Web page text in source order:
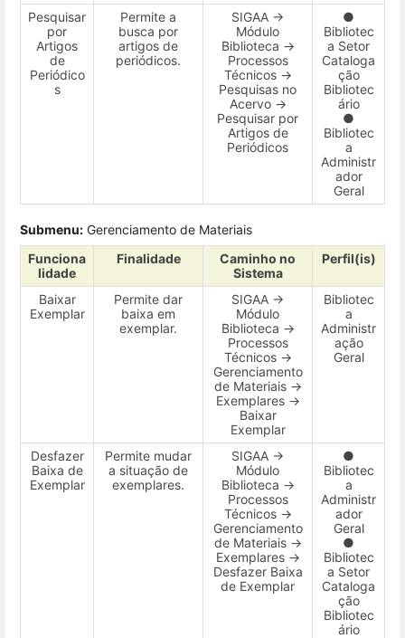
Pesquisar
por
Artigos
de
Periódico
s
Permite a
busca por
artigos de
periódicos.
SIGAA →
Módulo
Biblioteca →
Processos
Técnicos →
Pesquisas no
Acervo →
Pesquisar por
Artigos de
Periódicos
●
Bibliotec
a Setor
Cataloga
ção
Bibliotec
ário
●
Bibliotec
a
Administr
ador
Geral
Submenu: Gerenciamento de Materiais
Funciona
lidade
Finalidade
Caminho no
Sistema
Perfil(is)
Baixar
Exemplar
Permite dar
baixa em
exemplar.
SIGAA →
Módulo
Biblioteca →
Processos
Técnicos →
Gerenciamento
de Materiais →
Exemplares →
Baixar
Exemplar
Bibliotec
a
Administr
ação
Geral
Desfazer
Baixa de
Exemplar
Permite mudar
a situação de
exemplares.
SIGAA →
Módulo
Biblioteca →
Processos
Técnicos →
Gerenciamento
de Materiais →
Exemplares →
Desfazer Baixa
de Exemplar
●
Bibliotec
a
Administr
ador
Geral
●
Bibliotec
a Setor
Cataloga
ção
Bibliotec
ário